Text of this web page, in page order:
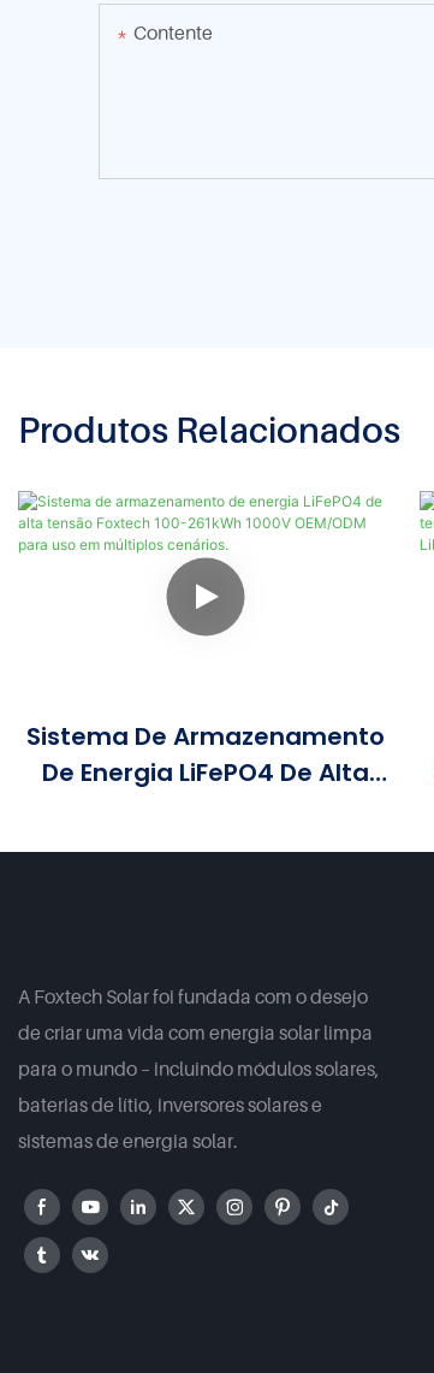
Contente
Produtos Relacionados
Sistema De Armazenamento
De Energia LiFePO4 De Alta
1000V OEM/ODM Para Uso Em
A Foxtech Solar foi fundada com o desejo
de criar uma vida com energia solar limpa
para o mundo – incluindo módulos solares,
baterias de lítio, inversores solares e
sistemas de energia solar.